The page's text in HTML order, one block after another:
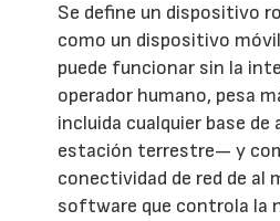
Se define un dispositivo
como un dispositivo
puede funcionar sin la
operador humano, pesa
incluida cualquier base
estación terrestre— y
conectividad de red de al
software que controla la